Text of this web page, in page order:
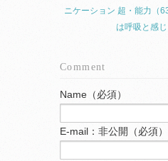
ニケーション 超・能力（
は呼吸と感
Comment
Name（必須）
E-mail：非公開（必須）